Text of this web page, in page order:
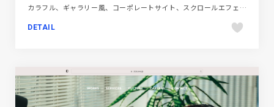
カラフル、ギャラリー風、コーポレートサイト、スクロールエフェクト、スタイリッシュ、ダイナミック、デザイン・アート・音楽・文芸、ブラック系 、ポップ、ポートフォリオ、モーション多め、大きめ写真
DETAIL